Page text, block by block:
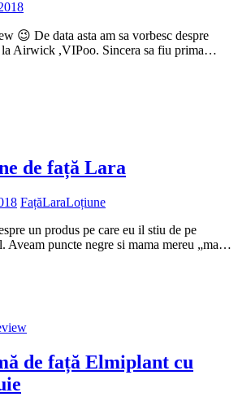
😉 De data asta am sa vorbesc despre
la Airwick ,VIPoo. Sincera sa fiu prima…
de față Lara
FațăLaraLoțiune
un produs pe care eu il stiu de pe
Aveam puncte negre si mama mereu „ma…
de față Elmiplant cu